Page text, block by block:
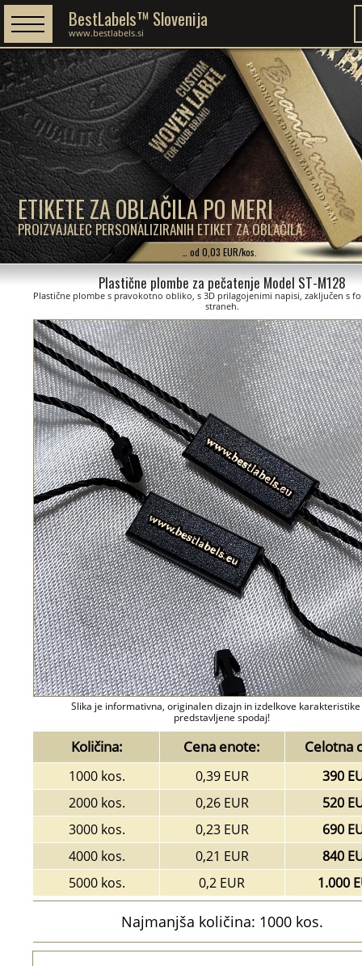
ETIKETE ZA OBLAČILA PO MERI
PROIZVAJALEC PERSONALIZIRANIH ETIKET ZA OBLAČILA
BestLabels™ Slovenija
www.bestlabels.si
… od 0,03 EUR/kos.
Plastične plombe za pečatenje Model ST-M128
Plastične plombe s pravokotno obliko, s 3D prilagojenimi napisi, zaključen s
straneh.
Slika je informativna, originalen dizajn in izdelkove
predstavljene spodaj!
Količina: Cena enote: Celotna
1000 kos. 0,39 EUR
390
2000 kos.
0,26 EUR
520
3000 kos.
0,23 EUR
690
4000 kos.
0,21 EUR
840
5000 kos.
0,2 EUR 1.000
Najmanjša količina: 1000 kos.